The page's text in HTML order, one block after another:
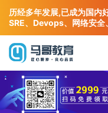
历经多年发展,已成为国内
SRE、Devops、网络安
业人才培训机构!